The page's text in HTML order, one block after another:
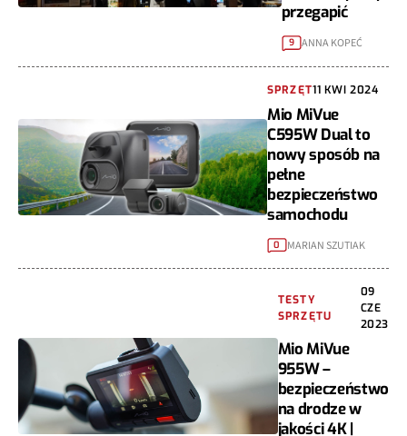
przegapić
9 ANNA KOPEĆ
SPRZĘT11 KWI 2024
Mio MiVue
C595W Dual to
nowy sposób na
pełne
bezpieczeństwo
samochodu
0 MARIAN SZUTIAK
TESTY
SPRZĘTU
09
CZE
2023
Mio MiVue
955W –
bezpieczeństwo
na drodze w
jakości 4K |